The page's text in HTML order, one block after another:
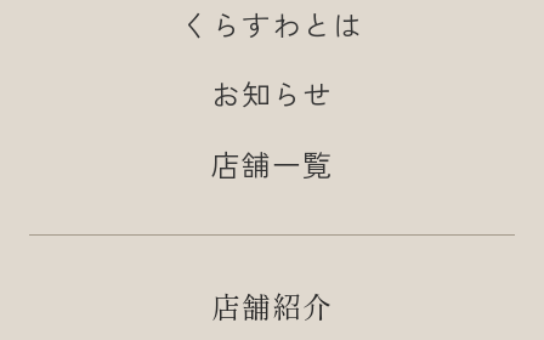
くらすわとは
お知らせ
店舗一覧
店舗紹介